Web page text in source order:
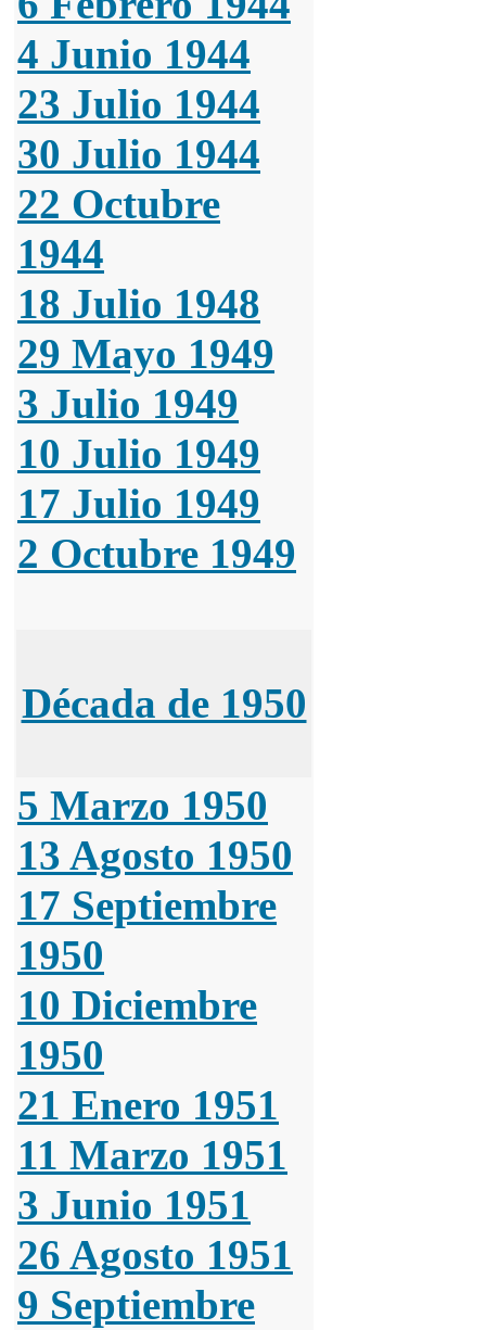
4 Junio 1944
23 Julio 1944
30 Julio 1944
22 Octubre
1944
18 Julio 1948
29 Mayo 1949
3 Julio 1949
10 Julio 1949
17 Julio 1949
2 Octubre 1949
Década de 1950
5 Marzo 1950
13 Agosto 1950
17 Septiembre
1950
10 Diciembre
1950
21 Enero 1951
11 Marzo 1951
3 Junio 1951
26 Agosto 1951
9 Septiembre